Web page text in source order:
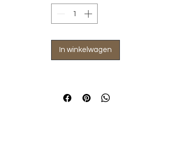
voor warmte en rust in het interieur.
In winkelwagen